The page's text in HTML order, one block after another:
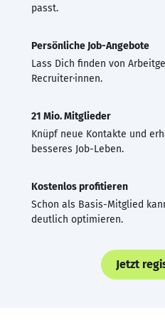
passt.
Persönliche Job-Angebote
Lass Dich finden von
Recruiter·innen.
21 Mio. Mitglieder
Knüpf neue Kontakte und
besseres Job-Leben.
Kostenlos profitieren
Schon als Basis-Mitglied
deutlich optimieren.
Jetzt